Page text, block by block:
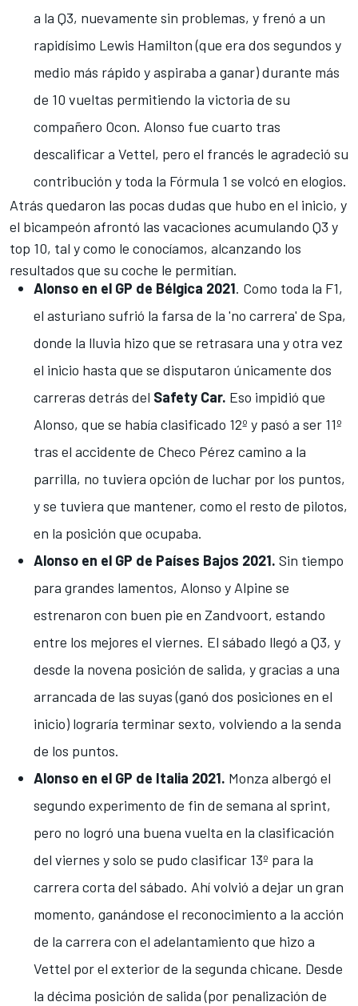
a la Q3, nuevamente sin problemas, y frenó a un
rapidísimo Lewis Hamilton (que era dos segundos y
medio más rápido y aspiraba a ganar) durante más
de 10 vueltas permitiendo la victoria de su
compañero Ocon. Alonso fue cuarto tras
descalificar a Vettel, pero el francés le agradeció su
contribución y toda la Fórmula 1 se volcó en elogios.
Atrás quedaron las pocas dudas que hubo en el inicio, y
el bicampeón afrontó las vacaciones acumulando Q3 y
top 10, tal y como le conocíamos, alcanzando los
resultados que su coche le permitían.
Alonso en el GP de Bélgica 2021. Como toda la F1,
el asturiano sufrió la farsa de la 'no carrera' de Spa,
donde la lluvia hizo que se retrasara una y otra vez
el inicio hasta que se disputaron únicamente dos
carreras detrás del Safety Car. Eso impidió que
Alonso, que se había clasificado 12º y pasó a ser 11º
tras el accidente de Checo Pérez camino a la
parrilla, no tuviera opción de luchar por los puntos,
y se tuviera que mantener, como el resto de pilotos,
en la posición que ocupaba.
Alonso en el GP de Países Bajos 2021. Sin tiempo
para grandes lamentos, Alonso y Alpine se
estrenaron con buen pie en Zandvoort, estando
entre los mejores el viernes. El sábado llegó a Q3, y
desde la novena posición de salida, ygracias a una
arrancada de las suyas (ganó dos posiciones en el
inicio) lograría terminar sexto, volviendo a la senda
de los puntos.
Alonso en el GP de Italia 2021. Monza albergó el
segundo experimento de fin de semana al sprint,
pero no logró una buena vuelta en la clasificación
del viernes y solo se pudo clasificar 13º para la
carrera corta del sábado. Ahí volvió a dejar un gran
momento, ganándose el reconocimiento a la acción
de la carrera con el adelantamiento que hizo a
Vettel por el exterior de la segunda chicane. Desde
la décima posición de salida (por penalización de